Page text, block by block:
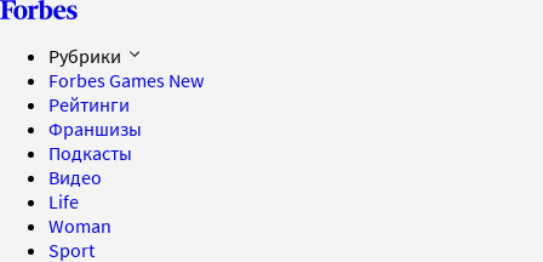
Рубрики
Forbes Games New
Рейтинги
Франшизы
Подкасты
Видео
Life
Woman
Sport